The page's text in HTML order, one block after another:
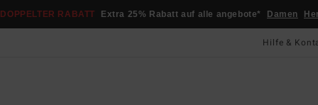
DOPPELTER RABATT Extra 25% Rabatt auf alle angebote* Damen
Hilfe &